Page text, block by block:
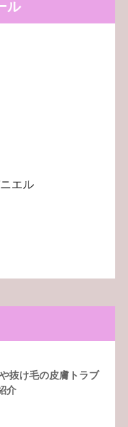
ル
エル
抜け毛の皮膚トラブ
介